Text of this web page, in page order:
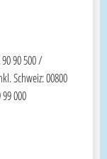
90 500 /
Schweiz: 00800
000